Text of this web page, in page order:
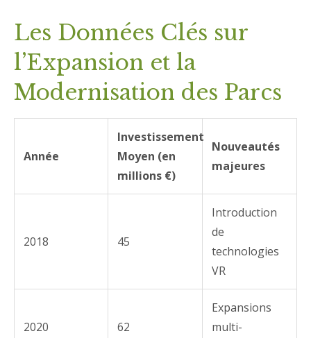
Les Données Clés sur
l’Expansion et la
Modernisation des Parcs
Année
Investissement
Moyen (en
millions €)
Nouveautés
majeures
2018 45
Introduction
de
technologies
VR
2020 62
Expansions
multi-